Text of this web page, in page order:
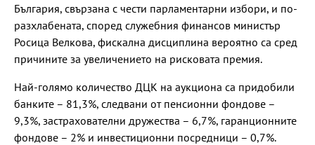
България, свързана с чести парламентарни избори, и по-
разхлабената, според служебния финансов министър
Росица Велкова, фискална дисциплина вероятно са сред
причините за увеличението на рисковата премия.
Най-голямо количество ДЦК на аукциона са придобили
банките – 81,3%, следвани от пенсионни фондове –
9,3%, застрахователни дружества – 6,7%, гаранционните
фондове – 2% и инвестиционни посредници – 0,7%.